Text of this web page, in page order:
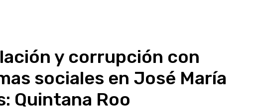
y corrupción con
sociales en José María
Quintana Roo